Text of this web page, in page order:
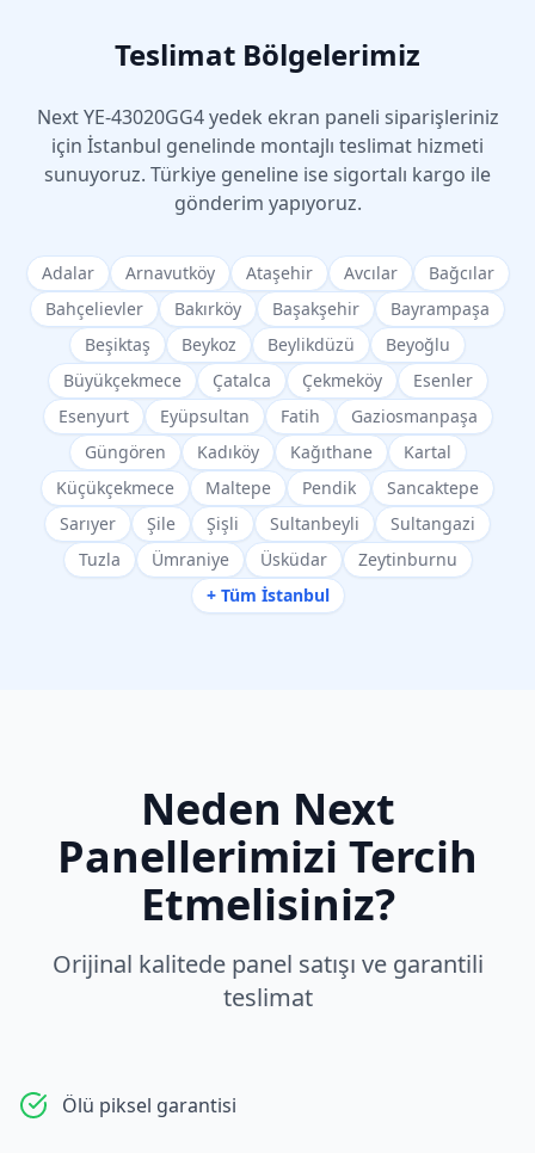
Teslimat Bölgelerimiz
Next YE-43020GG4yedek ekran paneli siparişleriniz
için İstanbul genelinde montajlı teslimat hizmeti
sunuyoruz. Türkiye geneline ise sigortalı kargo ile
gönderim yapıyoruz.
Adalar Arnavutköy Ataşehir Avcılar
Bağcılar
Bahçelievler
Bakırköy Başakşehir
Bayrampaşa
Beşiktaş
Beykoz Beylikdüzü
Beyoğlu
Büyükçekmece
Çatalca Çekmeköy
Esenler
Esenyurt
Eyüpsultan Fatih
Gaziosmanpaşa
Güngören
Kadıköy Kağıthane
Kartal
Küçükçekmece
Maltepe Pendik
Sancaktepe
Sarıyer
Şile Şişli Sultanbeyli
Sultangazi
Tuzla
Ümraniye Üsküdar
Zeytinburnu
+ Tüm İstanbul
Neden Next
Panellerimizi Tercih
Etmelisiniz?
Orijinal kalitede panel satışı ve garantili
teslimat
Ölü piksel garantisi